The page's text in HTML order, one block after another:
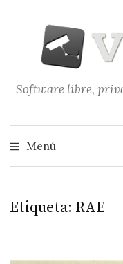
contenido
Software libre,
Menú
Etiqueta: RAE